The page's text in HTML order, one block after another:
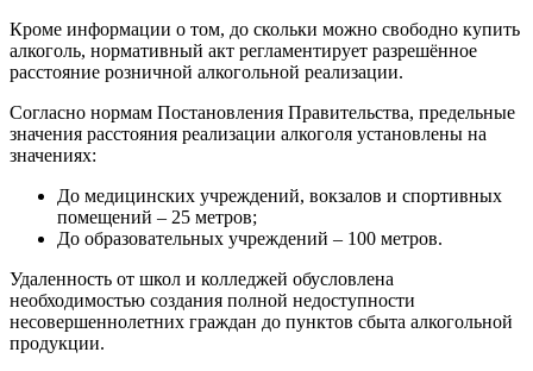
Кроме информации о том, до скольки можно свободно купить
алкоголь, нормативный акт регламентирует разрешённое
расстояние розничной алкогольной реализации.
Согласно нормам Постановления Правительства, предельные
значения расстояния реализации алкоголя установлены на
значениях:
До медицинских учреждений, вокзалов и спортивных
помещений – 25 метров;
До образовательных учреждений – 100 метров.
Удаленность от школ и колледжей обусловлена
необходимостью создания полной недоступности
несовершеннолетних граждан до пунктов сбыта алкогольной
продукции.